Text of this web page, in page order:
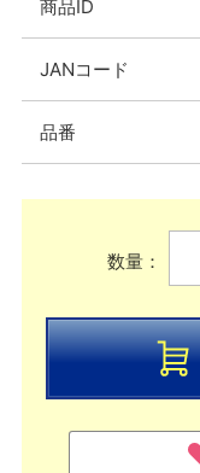
商品ID
JANコード
品番
数量：